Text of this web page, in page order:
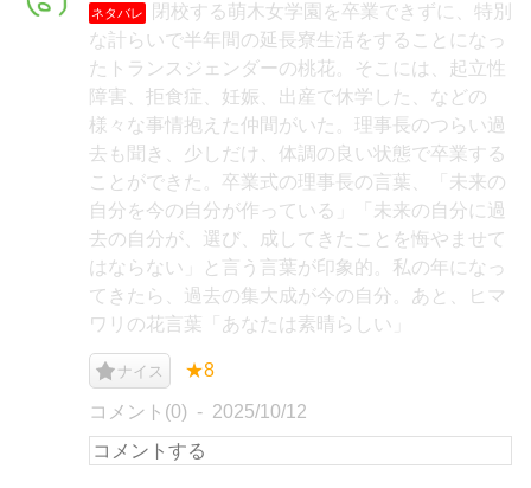
ネタバレ
閉校する萌木女学園を卒業できずに、特別
な計らいで半年間の延長寮生活をすることになっ
たトランスジェンダーの桃花。そこには、起立性
障害、拒食症、妊娠、出産で休学した、などの
様々な事情抱えた仲間がいた。理事長のつらい過
去も聞き、少しだけ、体調の良い状態で卒業する
ことができた。卒業式の理事長の言葉、「未来の
自分を今の自分が作っている」「未来の自分に過
去の自分が、選び、成してきたことを悔やませて
はならない」と言う言葉が印象的。私の年になっ
てきたら、過去の集大成が今の自分。あと、ヒマ
ワリの花言葉「あなたは素晴らしい」
ナイス ★8
コメント(0) 2025/10/12